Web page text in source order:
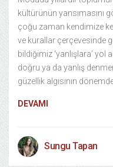
kültürünün yansımasını
çoğu zaman kendimize
ve kurallar çerçevesinde
bildiğimiz ‘yanlışlara’ yol
doğru ya da yanlış
güzellik algısının
DEVAMI
Sungu Tapan